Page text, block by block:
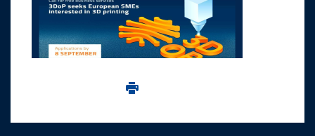
Imprima aceasta pagina